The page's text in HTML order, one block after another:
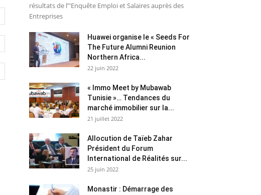
résultats de l’"Enquête Emploi et Salaires auprès des
Entreprises
Huawei organise le « Seeds For
The Future Alumni Reunion
Northern Africa...
22 juin 2022
« Immo Meet by Mubawab
Tunisie »… Tendances du
marché immobilier sur la...
21 juillet 2022
Allocution de Taïeb Zahar
Président du Forum
International de Réalités sur...
25 juin 2022
Monastir : Démarrage des